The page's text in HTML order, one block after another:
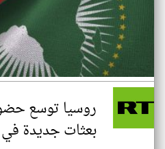
روسيا توسع
بعثات جديدة في 4 دول أفريقية